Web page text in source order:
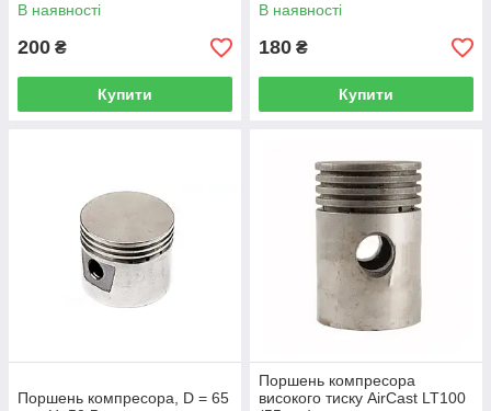
В наявності
200 ₴
Купити
В наявності
180 ₴
Купити
Поршень компресора, D = 65
Поршень компресора
високого тиску AirCast LT100